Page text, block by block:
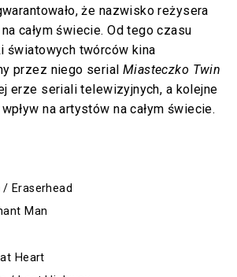
że nazwisko reżysera
całym świecie. Od tego czasu
światowych twórców kina
przez niego serial Miasteczko Twin
erze seriali telewizyjnych, a kolejne
na artystów na całym świecie.
Eraserhead
Man
Heart